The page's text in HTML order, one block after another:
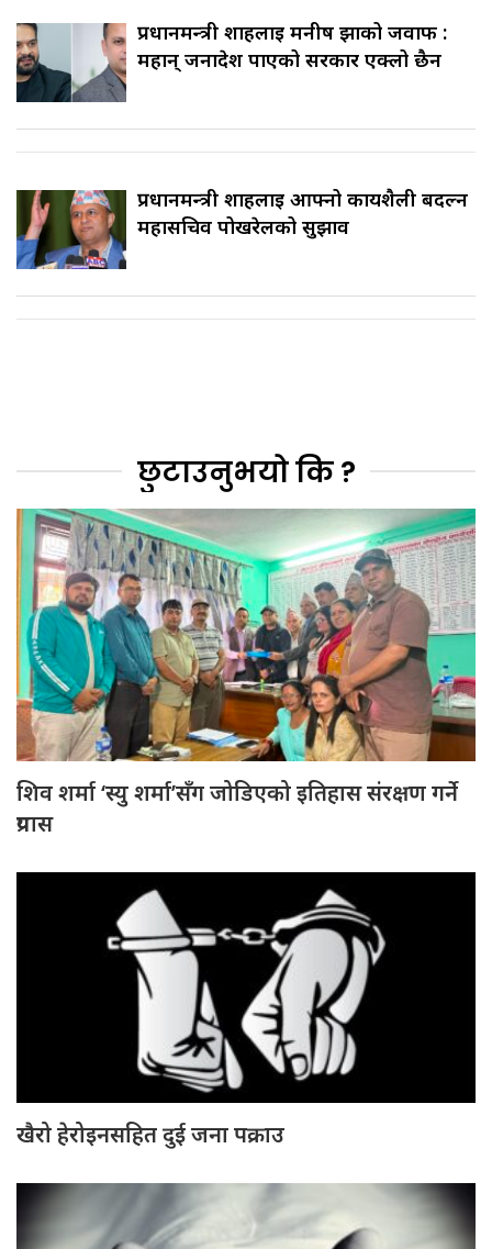
प्रधानमन्त्री शाहलाई मनीष झाको जवाफ :
महान् जनादेश पाएको सरकार एक्लो छैन
प्रधानमन्त्री शाहलाई आफ्नो कार्यशैली बदल्न
महासचिव पोखरेलको सुझाव
छुटाउनुभयो कि ?
शिव शर्मा ‘स्यु शर्मा’सँग जोडिएको इतिहास संरक्षण गर्ने
प्रयास
खैरो हेरोइनसहित दुई जना पक्राउ